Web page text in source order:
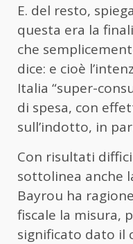
E. del resto,
questa era la
che
dice: e cioè
Italia “super-
di spesa, con
sull’indotto, in
Con risultati
sottolinea anche
Bayrou ha
fiscale la misura,
significato dato il